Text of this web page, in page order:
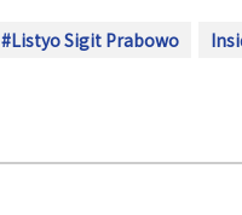
#Listyo Sigit Prabowo